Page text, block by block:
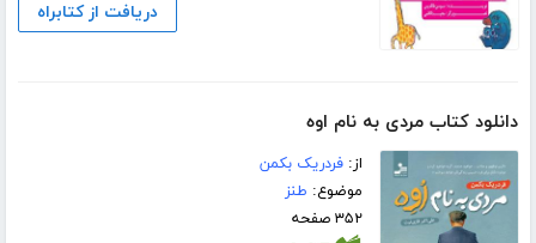
دریافت از کتابراه
دانلود کتاب مردی به نام اوه
از:فردریک بکمن
موضوع: طنز
۳۵۲ صفحه